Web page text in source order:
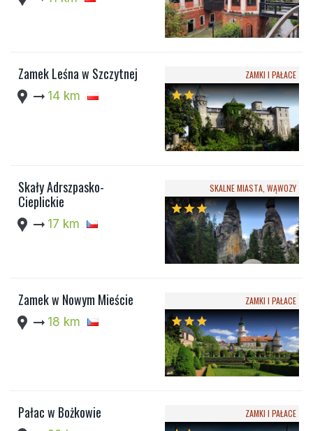
Zamek Leśna w Szczytnej
location_pin arrow_right_alt 14 km
ZAMKI I PAŁACE
starstar
Skały Adrszpasko-
Cieplickie
location_pin arrow_right_alt 17 km
SKALNE MIASTA, WĄWOZY
starstarstar
Zamek w Nowym Mieście
location_pin arrow_right_alt 18 km
ZAMKI I PAŁACE
starstarstar
Pałac w Bożkowie ZAMKI I PAŁACE